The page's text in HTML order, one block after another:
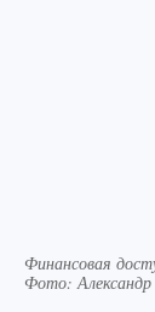
Финансовая
Фото: